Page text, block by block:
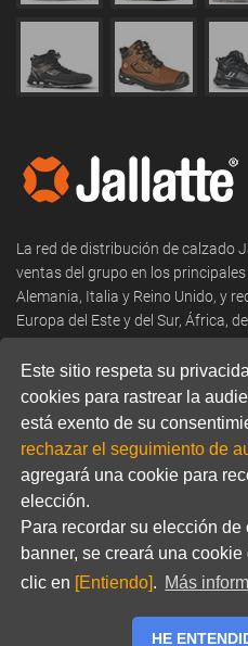
Este sitio respeta su
cookies para rastrear la
está exento de su
rechazar el seguimiento de
agregará una cookie para
elección.
Para recordar su elección de
banner, se creará una
clic en [Entiendo]. Más
HE
La red de distribución de calzado
ventas del grupo en los
Alemania, Italia y Reino Unido, y
Europa del Este y del Sur, África,
franceses de ultramar, Oriente
Asia y Oceanía.
Phone: +33 466 806 300
Email:commercial@jallatte.fr
Website:www.jallatte.fr
© 2026 JALLATTE - ALL RIGHTS
POLITIQUE DE CONFIDENTIALITÉ